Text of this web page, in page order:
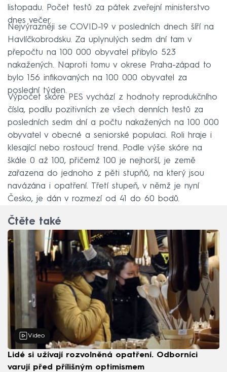
listopadu. Počet testů za pátek zveřejní ministerstvo
dnes večer.
Nejvýrazněji se COVID-19 v posledních dnech šíří na
Havlíčkobrodsku. Za uplynulých sedm dní tam v
přepočtu na 100 000 obyvatel přibylo 523
nakažených. Naproti tomu v okrese Praha-západ to
bylo 156 infikovaných na 100 000 obyvatel za
poslední týden.
Výpočet skóre PES vychází z hodnoty reprodukčního
čísla, podílu pozitivních ze všech denních testů za
posledních sedm dní a počtu nakažených na 100 000
obyvatel v obecné a seniorské populaci. Roli hraje i
klesající nebo rostoucí trend. Podle výše skóre na
škále 0 až 100, přičemž 100 je nejhorší, je země
zařazena do jednoho z pěti stupňů, na který jsou
navázána i opatření. Třetí stupeň, v němž je nyní
Česko, je dán v rozmezí od 41 do 60 bodů.
Čtěte také
Video
Lidé si užívají rozvolněná opatření. Odborníci
varují před přílišným optimismem